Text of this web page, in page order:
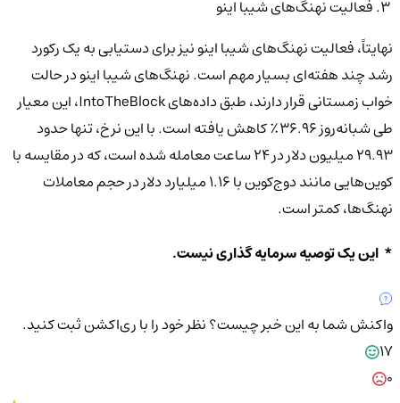
نهایتاً، فعالیت نهنگ‌های شیبا اینو نیز برای دستیابی به یک رکورد
رشد چند هفته‌ای بسیار مهم است. نهنگ‌های شیبا اینو در حالت
خواب زمستانی قرار دارند، طبق داده‌های IntoTheBlock، این معیار
طی شبانه‌روز ۳۶.۹۶٪ کاهش یافته است. با این نرخ، تنها حدود
۲۹.۹۳ میلیون دلار در ۲۴ ساعت معامله شده است، که در مقایسه با
کوین‌هایی مانند دوج‌کوین با ۱.۱۶ میلیارد دلار در حجم معاملات
نهنگ‌ها، کمتر است.
* این یک توصیه سرمایه گذاری نیست.
واکنش شما به این خبر چیست؟نظر خود را با ری‌اکشن ثبت کنید.
17